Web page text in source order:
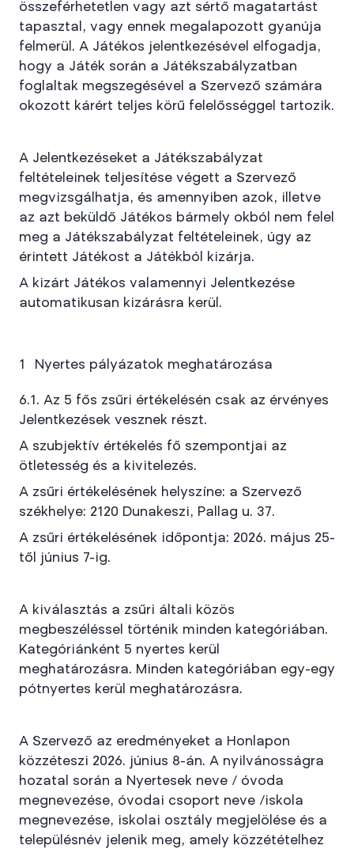
összeférhetetlen vagy azt sértő magatartást
tapasztal, vagy ennek megalapozott gyanúja
felmerül. A Játékos jelentkezésével elfogadja,
hogy a Játék során a Játékszabályzatban
foglaltak megszegésével a Szervező számára
okozott kárért teljes körű felelősséggel tartozik.
A Jelentkezéseket a Játékszabályzat
feltételeinek teljesítése végett a Szervező
megvizsgálhatja, és amennyiben azok, illetve
az azt beküldő Játékos bármely okból nem felel
meg a Játékszabályzat feltételeinek, úgy az
érintett Játékost a Játékból kizárja.
A kizárt Játékos valamennyi Jelentkezése
automatikusan kizárásra kerül.
Nyertes pályázatok meghatározása
6.1. Az 5 fős zsűri értékelésén csak az érvényes
Jelentkezések vesznek részt.
A szubjektív értékelés fő szempontjai az
ötletesség és a kivitelezés.
A zsűri értékelésének helyszíne: a Szervező
székhelye: 2120 Dunakeszi, Pallag u. 37.
A zsűri értékelésének időpontja: 2026. május 25-
től június 7-ig.
A kiválasztás a zsűri általi közös
megbeszéléssel történik minden kategóriában.
Kategóriánként 5 nyertes kerül
meghatározásra. Minden kategóriában egy-egy
pótnyertes kerül meghatározásra.
A Szervező az eredményeket a Honlapon
közzéteszi 2026. június 8-án. A nyilvánosságra
hozatal során a Nyertesek neve / óvoda
megnevezése, óvodai csoport neve /iskola
megnevezése, iskolai osztály megjelölése és a
településnév jelenik meg, amely közzétételhez